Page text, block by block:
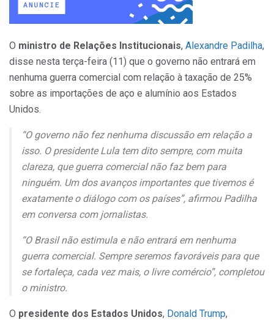
O ministro de Relações Institucionais, Alexandre Padilha,
disse nesta terça-feira (11) que o governo não entrará em
nenhuma guerra comercial com relação à taxação de 25%
sobre as importações de aço e alumínio aos Estados
Unidos.
“O governo não fez nenhuma discussão em relação a
isso. O presidente Lula tem dito sempre, com muita
clareza, que guerra comercial não faz bem para
ninguém. Um dos avanços importantes que tivemos é
exatamente o diálogo com os países”, afirmou Padilha
em conversa com jornalistas.
“O Brasil não estimula e não entrará em nenhuma
guerra comercial. Sempre seremos favoráveis para que
se fortaleça, cada vez mais, o livre comércio”, completou
o ministro.
O presidente dos Estados Unidos, Donald Trump,